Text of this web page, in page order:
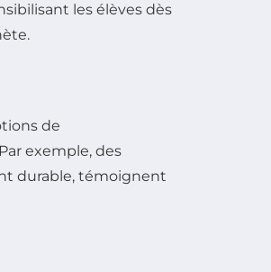
les élèves dès
de
exemple, des
durable, témoignent